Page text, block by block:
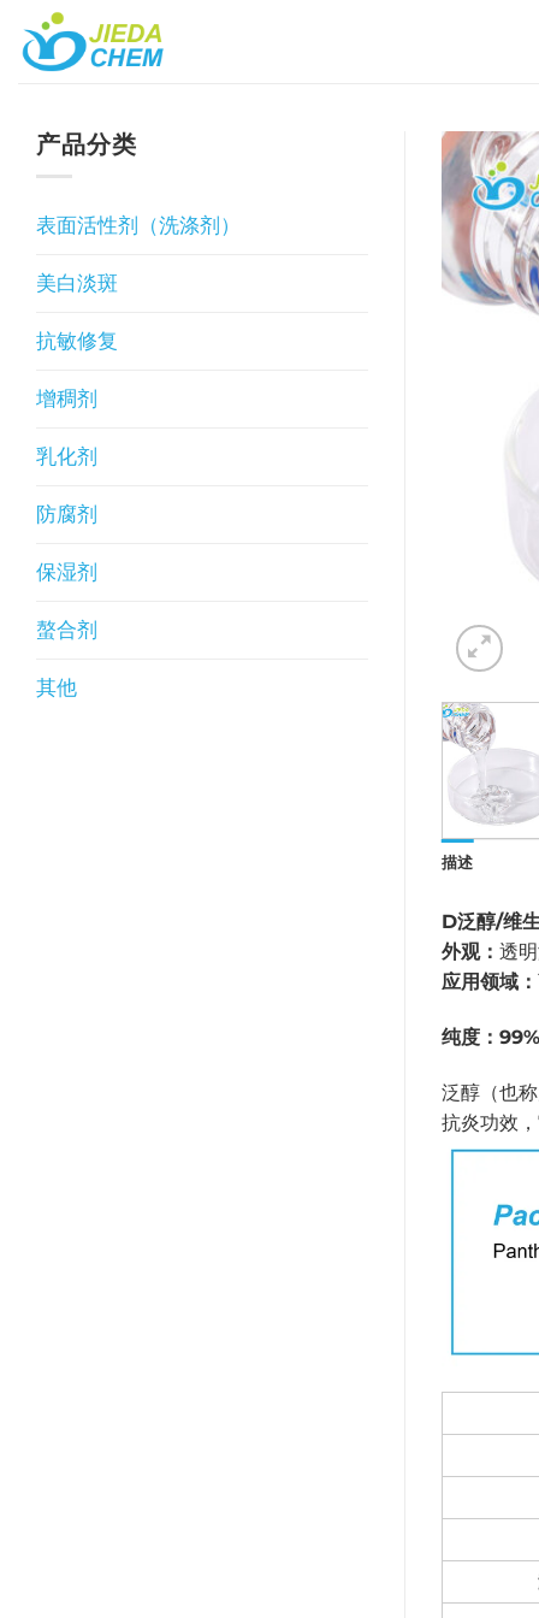
产品分类
表面活性剂（洗涤剂）
美白淡斑
抗敏修复
增稠剂
乳化剂
防腐剂
保湿剂
螯合剂
其他
描述
D泛醇/维
外观： 透
应用领域：
纯度：99%
泛醇（也
抗炎功效